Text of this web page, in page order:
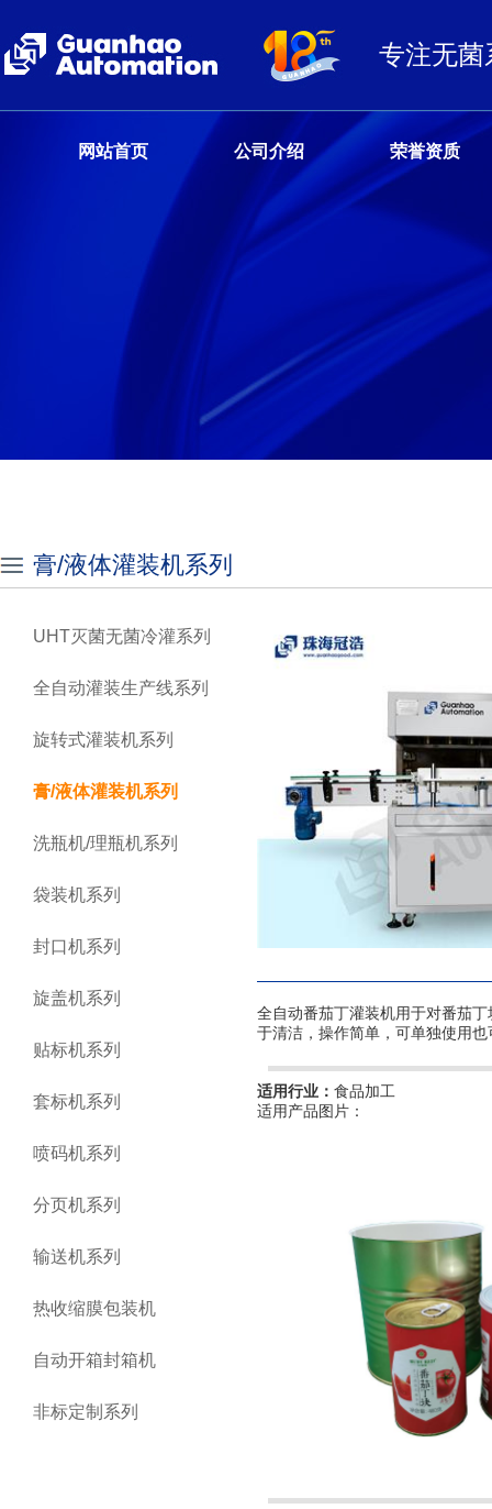
专注无菌
网站首页 公司介绍 荣誉资质
膏/液体灌装机系列
UHT灭菌无菌冷灌系列
全自动灌装生产线系列
旋转式灌装机系列
膏/液体灌装机系列
洗瓶机/理瓶机系列
袋装机系列
封口机系列
旋盖机系列
贴标机系列
套标机系列
喷码机系列
分页机系列
输送机系列
热收缩膜包装机
自动开箱封箱机
非标定制系列
全自动番茄丁灌装机用于对番茄
于清洁，操作简单，可单独使用
适用行业： 食品加工
适用产品图片：